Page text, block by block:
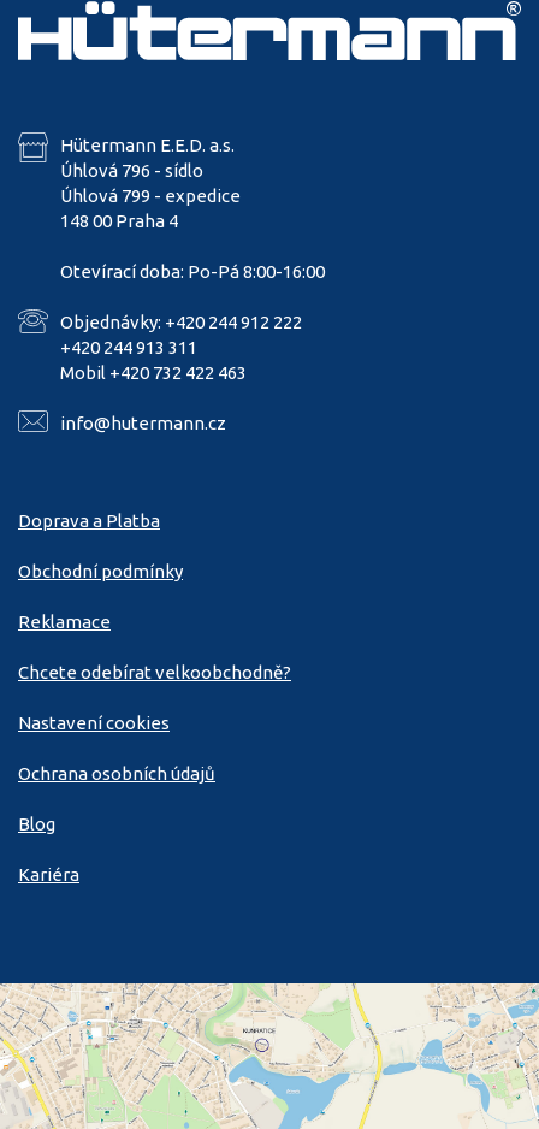
Hütermann E.E.D. a.s.
Úhlová 796 - sídlo
Úhlová 799 - expedice
148 00 Praha 4
Otevírací doba: Po-Pá 8:00-16:00
Objednávky: +420 244 912 222
+420 244 913 311
Mobil +420 732 422 463
info@hutermann.cz
Doprava a Platba
Obchodní podmínky
Reklamace
Chcete odebírat velkoobchodně?
Nastavení cookies
Ochrana osobních údajů
Blog
Kariéra